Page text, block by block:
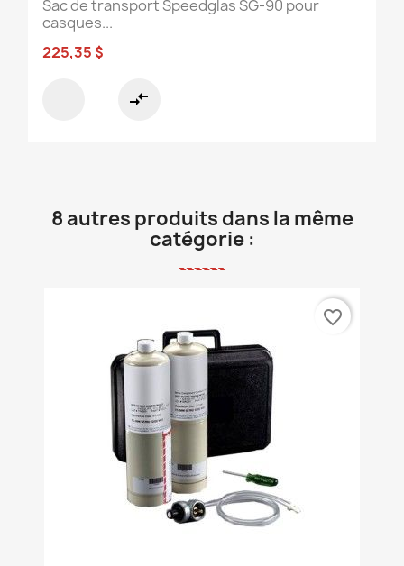
Sac de transport Speedglas SG-90 pour
casques...
225,35 $
compare_arrows
8 autres produits dans la même
catégorie :
favorite_border